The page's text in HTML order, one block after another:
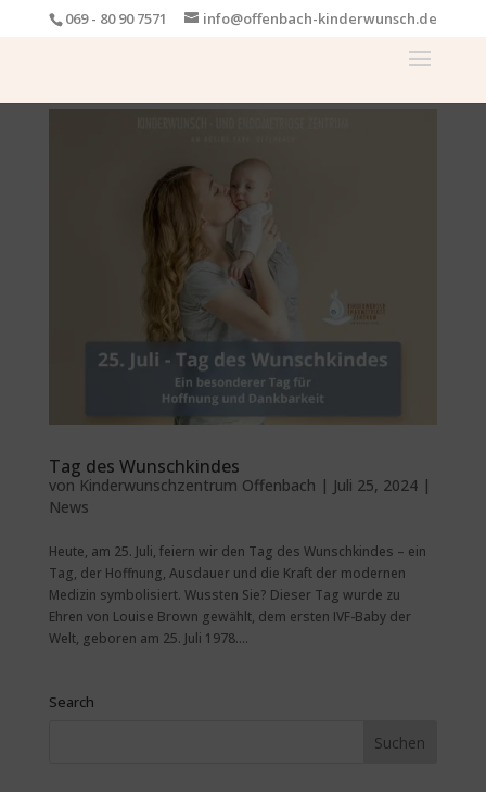
069 - 80 90 7571 info@offenbach-kinderwunsch.de
Tag des Wunschkindes
von Kinderwunschzentrum Offenbach | Juli 25, 2024|
News
Heute, am 25. Juli, feiern wir den Tag des Wunschkindes – ein
Tag, der Hoffnung, Ausdauer und die Kraft der modernen
Medizin symbolisiert. Wussten Sie? Dieser Tag wurde zu
Ehren von Louise Brown gewählt, dem ersten IVF-Baby der
Welt, geboren am 25. Juli 1978....
Search